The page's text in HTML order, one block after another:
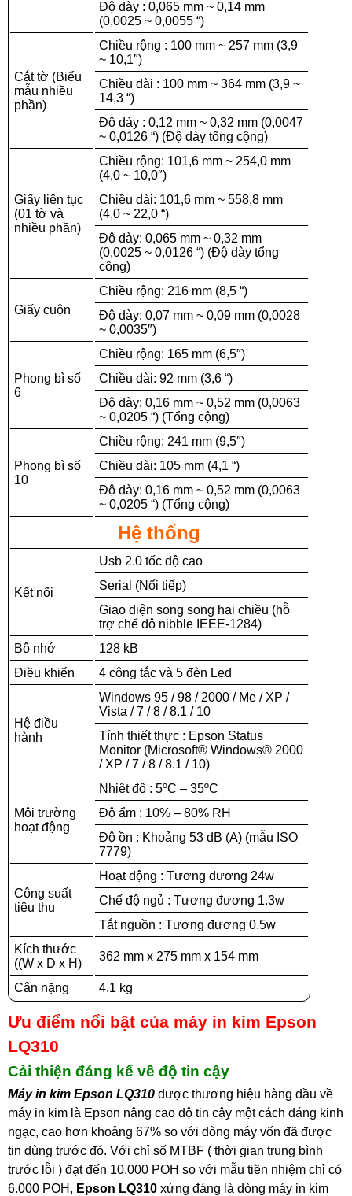
Độ dày : 0,065 mm ~ 0,14 mm
(0,0025 ~ 0,0055 “)
Cắt tờ (Biểu
mẫu nhiều
phần)
Chiều rộng : 100 mm ~ 257 mm (3,9
~ 10,1″)
Chiều dài : 100 mm ~ 364 mm (3,9 ~
14,3 “)
Độ dày : 0,12 mm ~ 0,32 mm (0,0047
~ 0,0126 “) (Độ dày tổng cộng)
Giấy liên tục
(01 tờ và
nhiều phần)
Chiều rộng: 101,6 mm ~ 254,0 mm
(4,0 ~ 10,0″)
Chiều dài: 101,6 mm ~ 558,8 mm
(4,0 ~ 22,0 “)
Độ dày: 0,065 mm ~ 0,32 mm
(0,0025 ~ 0,0126 “) (Độ dày tổng
cộng)
Giấy cuộn
Chiều rộng: 216 mm (8,5 “)
Độ dày: 0,07 mm ~ 0,09 mm (0,0028
~ 0,0035″)
Phong bì số
6
Chiều rộng: 165 mm (6,5″)
Chiều dài: 92 mm (3,6 “)
Độ dày: 0,16 mm ~ 0,52 mm (0,0063
~ 0,0205 “) (Tổng cộng)
Phong bì số
10
Chiều rộng: 241 mm (9,5″)
Chiều dài: 105 mm (4,1 “)
Độ dày: 0,16 mm ~ 0,52 mm (0,0063
~ 0,0205 “) (Tổng cộng)
Hệ thống
Kết nối
Usb 2.0 tốc độ cao
Serial (Nối tiếp)
Giao diện song song hai chiều (hỗ
trợ chế độ nibble IEEE-1284)
Bộ nhớ
128 kB
Điều khiển
4 công tắc và 5 đèn Led
Hệ điều
hành
Windows 95 / 98 / 2000 / Me / XP /
Vista / 7 / 8 / 8.1 / 10
Tính thiết thực : Epson Status
Monitor (Microsoft® Windows® 2000
/ XP / 7 / 8 / 8.1 / 10)
Môi trường
hoạt động
Nhiệt độ : 5ºC – 35ºC
Độ ẩm : 10% – 80% RH
Độ ồn : Khoảng 53 dB (A) (mẫu ISO
7779)
Công suất
tiêu thụ
Hoạt động : Tương đương 24w
Chế độ ngủ : Tương đương 1.3w
Tắt nguồn : Tương đương 0.5w
Kích thước
((W x D x H)
362 mm x 275 mm x 154 mm
Cân nặng 4.1 kg
Ưu điểm nổi bật của máy in kim Epson
LQ310
Cải thiện đáng kể về độ tin cậy
Máy in kim Epson LQ310 được thương hiệu hàng đầu về
máy in kim là Epson nâng cao độ tin cậy một cách đáng kinh
ngạc, cao hơn khoảng 67% so với dòng máy vốn đã được
tin dùng trước đó. Với chỉ số MTBF ( thời gian trung bình
trước lỗi ) đạt đến 10.000 POH so với mẫu tiền nhiệm chỉ có
6.000 POH, Epson LQ310 xứng đáng là dòng máy in kim